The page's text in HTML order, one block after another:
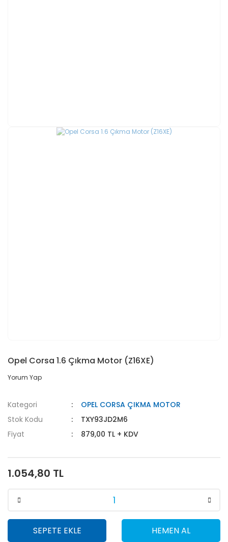
Opel Corsa 1.6 Çıkma Motor (Z16XE)
Yorum Yap
Kategori
OPEL CORSA ÇIKMA MOTOR
Stok Kodu
TXY93JD2M6
Fiyat
879,00 TL + KDV
1.054,80 TL
SEPETE EKLE HEMEN AL